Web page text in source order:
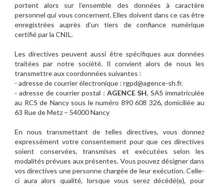
portent alors sur l’ensemble des données à caractère
personnel qui vous concernent. Elles doivent dans ce cas être
enregistrées auprès d’un tiers de confiance numérique
certifié par la CNIL.
Les directives peuvent aussi être spécifiques aux données
traitées par notre société. Il convient alors de nous les
transmettre aux coordonnées suivantes :
- adresse de courrier électronique : rgpd@agence-sh.fr.
- adresse de courrier postal : AGENCE SH, SAS immatriculée
au RCS de Nancy sous le numéro 890 608 326, domiciliée au
63 Rue de Metz – 54000 Nancy
En nous transmettant de telles directives, vous donnez
expressément votre consentement pour que ces directives
soient conservées, transmises et exécutées selon les
modalités prévues aux présentes. Vous pouvez désigner dans
vos directives une personne chargée de leur exécution. Celle-
ci aura alors qualité, lorsque vous serez décédé(e), pour